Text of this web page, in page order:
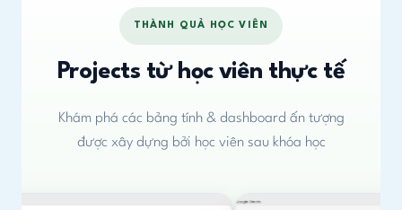
THÀNH QUẢ HỌC VIÊN
Projects từ học viên thực tế
Khám phá các bảng tính & dashboard ấn tượng
được xây dựng bởi học viên sau khóa học